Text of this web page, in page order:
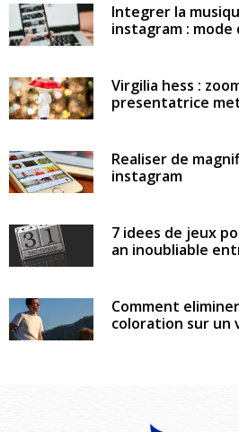
Integrer la
instagram : mode
Virgilia hess :
presentatrice
Realiser de
instagram
7 idees de jeux
an inoubliable
Comment
coloration sur un